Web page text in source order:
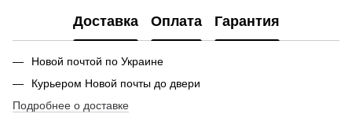
Доставка Оплата Гарантия
Новой почтой по Украине
Курьером Новой почты до двери
Подробнее о доставке